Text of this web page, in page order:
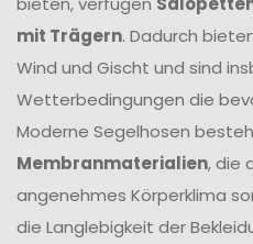
mit Trägern. Dadurch
Wind und Gischt und sind
Wetterbedingungen die
Moderne Segelhosen
Membranmaterialien, die
angenehmes Körperklima
die Langlebigkeit der